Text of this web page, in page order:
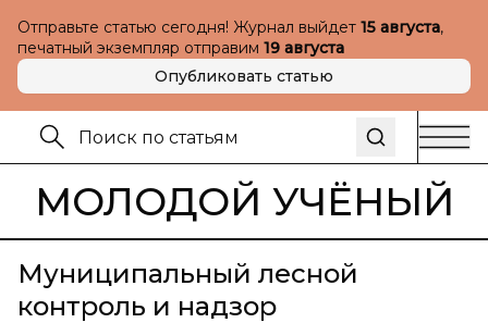
Отправьте статью сегодня! Журнал выйдет 15 августа,
печатный экземпляр отправим 19 августа
Опубликовать статью
МОЛОДОЙ УЧЁНЫЙ
Муниципальный лесной
контроль и надзор